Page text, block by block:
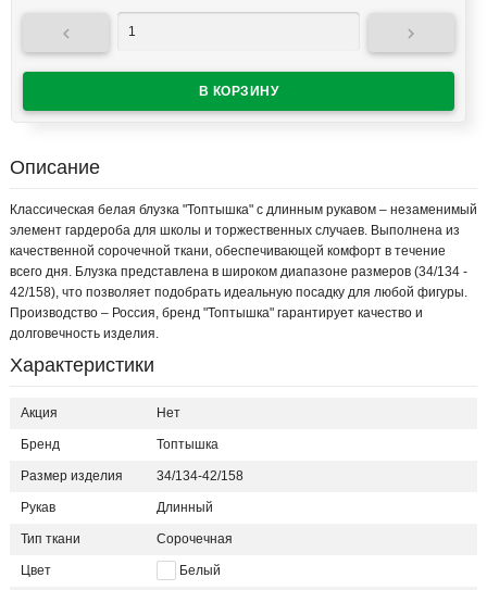
 
Описание
Классическая белая блузка "Топтышка" с длинным рукавом – незаменимый
элемент гардероба для школы и торжественных случаев. Выполнена из
качественной сорочечной ткани, обеспечивающей комфорт в течение
всего дня. Блузка представлена в широком диапазоне размеров (34/134 -
42/158), что позволяет подобрать идеальную посадку для любой фигуры.
Производство – Россия, бренд "Топтышка" гарантирует качество и
долговечность изделия.
Характеристики
Акция Нет
Бренд Топтышка
Размер изделия 34/134-42/158
Рукав Длинный
Тип ткани Сорочечная
Цвет Белый